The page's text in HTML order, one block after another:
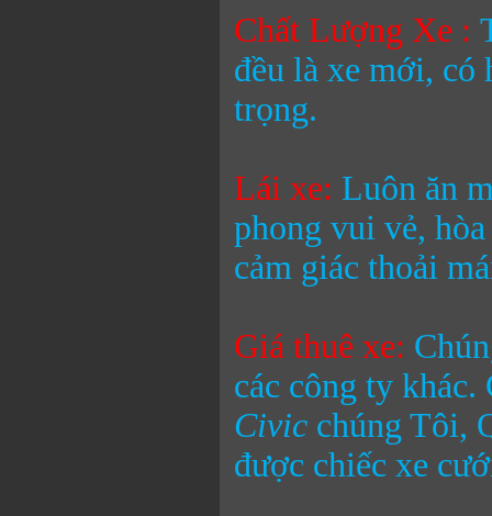
Chất Lượng Xe :
đều là xe mới, có
trọng.
Lái xe: Luôn ăn
phong vui vẻ,
cảm giác thoải
Giá thuê xe:
các công ty
Civic chúng Tôi,
được chiếc xe